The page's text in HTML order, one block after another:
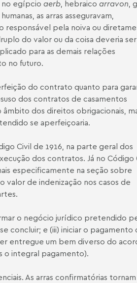
no egípcio aerb , hebraico arravon ,
as arras asseguravam,
responsável pela noiva ou
do valor ou da coisa deveria ser
para as demais relações
no futuro.
do contrato quanto para
dos contratos de casamentos
dos direitos obrigacionais,
se aperfeiçoaria.
Civil de 1916, na parte geral dos
dos contratos. Já no Código
especificamente na seção sobre
de indenização nos casos de
o negócio jurídico pretendido
concluir; e (iii) iniciar o pagamento
entregue um bem diverso do
o integral pagamento).
As arras confirmatórias